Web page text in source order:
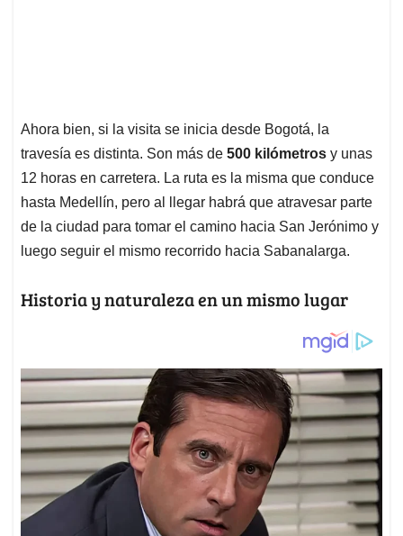
Ahora bien, si la visita se inicia desde Bogotá, la
travesía es distinta. Son más de 500 kilómetros y unas
12 horas en carretera. La ruta es la misma que conduce
hasta Medellín, pero al llegar habrá que atravesar parte
de la ciudad para tomar el camino hacia San Jerónimo y
luego seguir el mismo recorrido hacia Sabanalarga.
Historia y naturaleza en un mismo lugar